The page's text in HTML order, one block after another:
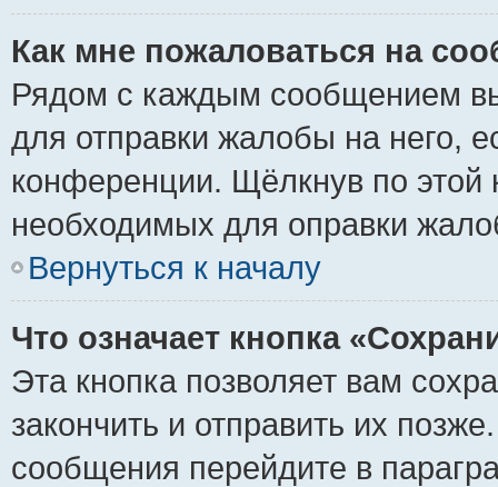
Как мне пожаловаться на
Рядом с каждым сообщением
для отправки жалобы на него,
конференции. Щёлкнув по этой
необходимых для оправки
Вернуться к началу
Что означает кнопка
Эта кнопка позволяет вам
закончить и отправить их
сообщения перейдите в